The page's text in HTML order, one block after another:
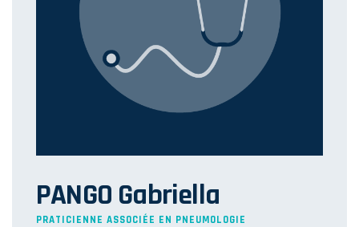
PANGO Gabriella
PRATICIENNE ASSOCIÉE EN PNEUMOLOGIE